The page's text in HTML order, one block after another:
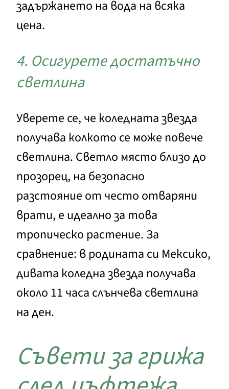
задържането на вода на всяка
цена.
4. Осигурете достатъчно
светлина
Уверете се, че коледната звезда
получава колкото се може повече
светлина. Светло място близо до
прозорец, на безопасно
разстояние от често отваряни
врати, е идеално за това
тропическо растение. За
сравнение: в родината си Мексико,
дивата коледна звезда получава
около 11 часа слънчева светлина
на ден.
Съвети за грижа